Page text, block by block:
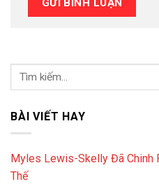
BÀI VIẾT HAY
Myles Lewis-Skelly Đã Chinh
Thế